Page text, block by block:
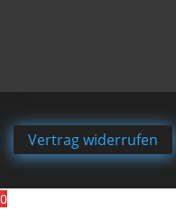
Vertrag widerrufen
0